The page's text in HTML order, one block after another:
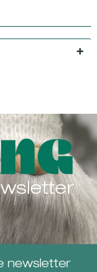
newsletter